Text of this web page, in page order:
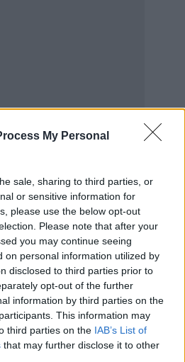
My Personal
sale, sharing to third parties, or
or sensitive information for
please use the below opt-out
Please note that after your
you may continue seeing
on personal information utilized by
disclosed to third parties prior to
opt-out of the further
information by third parties on the
This information may
third parties on the IAB’s List of
that may further disclose it to other
από 5 έως 15 ετών,
του ιού SARS-CoV-2 σε
εμφάνισης
από τον Ιούλιο του 2021